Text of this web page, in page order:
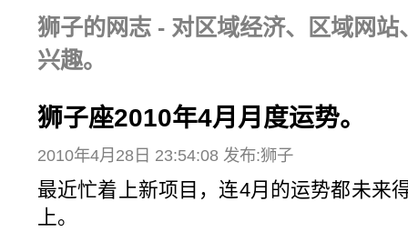
狮子的网志 - 对区域经济、区域网
兴趣。
狮子座2010年4月月度运势。
2010年4月28日 23:54:08 发布:狮子
最近忙着上新项目，连4月的运势都未来
上。